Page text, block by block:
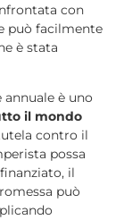
con
può facilmente
è stata
è uno
il mondo
contro il
possa
il
può